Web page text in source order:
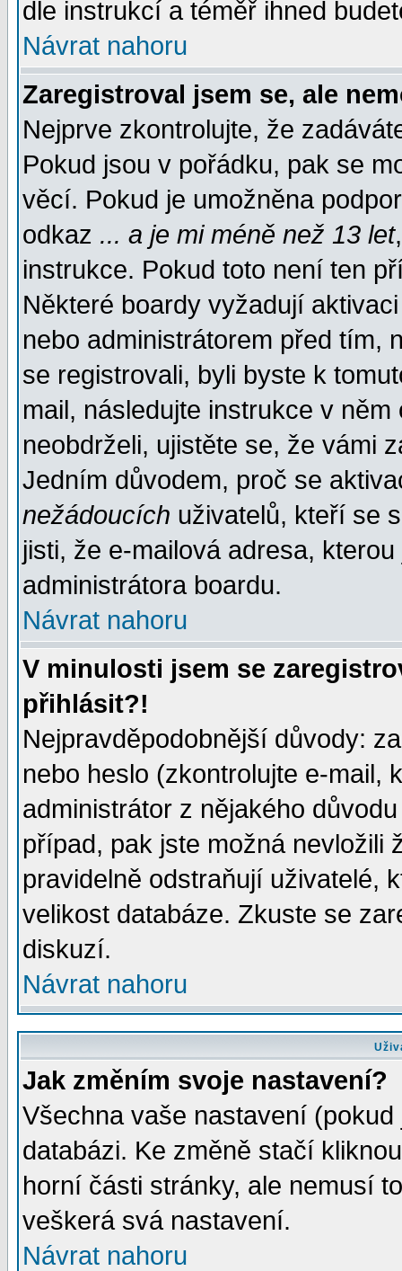
dle instrukcí a téměř ihned
Návrat nahoru
Zaregistroval jsem se, ale
Nejprve zkontrolujte, že
Pokud jsou v pořádku, pak se
věcí. Pokud je umožněna
odkaz ... a je mi méně než 13 let
instrukce. Pokud toto není ten
Některé boardy vyžadují
nebo administrátorem před tím,
se registrovali, byli byste k
mail, následujte instrukce v
neobdrželi, ujistěte se, že vámi
Jedním důvodem, proč se
nežádoucích uživatelů, kteří se
jisti, že e-mailová adresa,
administrátora boardu.
Návrat nahoru
V minulosti jsem se
přihlásit?!
Nejpravděpodobnější důvody:
nebo heslo (zkontrolujte e-mail,
administrátor z nějakého
případ, pak jste možná nevložili
pravidelně odstraňují uživatelé,
velikost databáze. Zkuste se
diskuzí.
Návrat nahoru
Jak změním svoje nastavení?
Všechna vaše nastavení
databázi. Ke změně stačí
horní části stránky, ale nemusí
veškerá svá nastavení.
Návrat nahoru